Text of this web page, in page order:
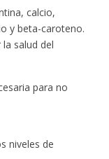
calcio,
y beta-caroteno.
salud del
para no
niveles de